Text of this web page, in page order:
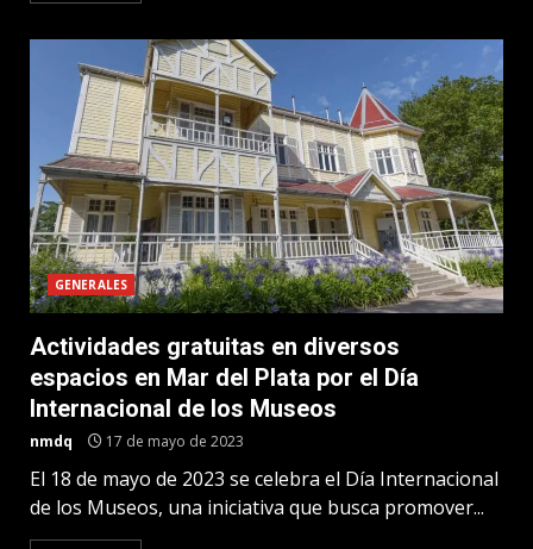
GENERALES
Actividades gratuitas en diversos
espacios en Mar del Plata por el Día
Internacional de los Museos
nmdq 17 de mayo de 2023
El 18 de mayo de 2023 se celebra el Día Internacional
de los Museos, una iniciativa que busca promover...